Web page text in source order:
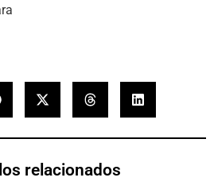
relacionados